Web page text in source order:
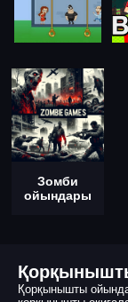
Зомби
ойындары
Қорқынышты